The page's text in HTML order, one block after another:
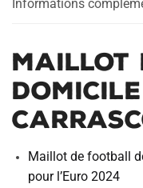
Informations
Maillot
Maillot de football
pour l’Euro 2024